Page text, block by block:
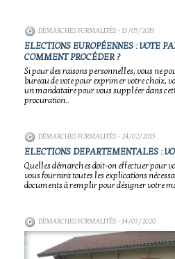
DÉMARCHES FORMALITÉS- 13/05/2019
ELECTIONS EUROPÉENNES : VOTE
COMMENT PROCÉDER ?
Si pour des raisons personnelles, vous ne
bureau de vote pour exprimer votre choix,
un mandataire pour vous suppléer dans
procuration..
DÉMARCHES FORMALITÉS- 24/02/2015
ELECTIONS DEPARTEMENTALES :
Quelles démarches doit-on effectuer pour
vous fournira toutes les explications
documents à remplir pour désigner votre
DÉMARCHES FORMALITÉS- 14/03/2020